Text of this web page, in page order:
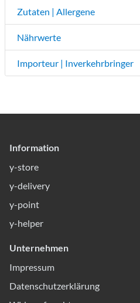
Zutaten | Allergene
Nährwerte
Importeur | Inverkehrbringer
Information
y-store
y-delivery
y-point
y-helper
Unternehmen
Impressum
Datenschutzerklärung